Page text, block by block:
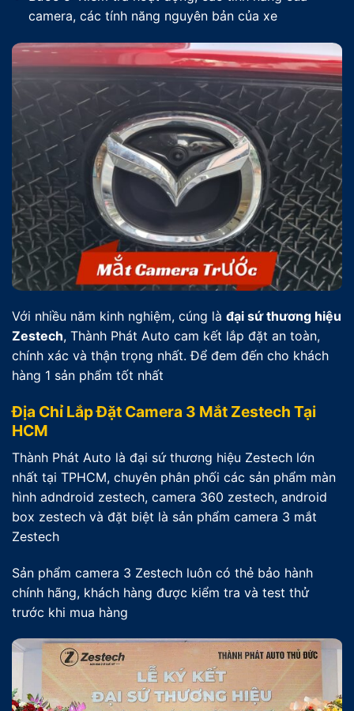
camera, các tính năng nguyên bản của xe
Với nhiều năm kinh nghiệm, cúng là đại sứ thương hiệu
Zestech, Thành Phát Auto cam kết lắp đặt an toàn,
chính xác và thận trọng nhất. Để đem đến cho khách
hàng 1 sản phẩm tốt nhất
Địa Chỉ Lắp Đặt Camera 3 Mắt Zestech Tại
HCM
Thành Phát Auto là đại sứ thương hiệu Zestech lớn
nhất tại TPHCM, chuyên phân phối các sản phẩm màn
hình adndroid zestech, camera 360 zestech, android
box zestech và đặt biệt là sản phẩm camera 3 mắt
Zestech
Sản phẩm camera 3 Zestech luôn có thẻ bảo hành
chính hãng, khách hàng được kiểm tra và test thử
trước khi mua hàng